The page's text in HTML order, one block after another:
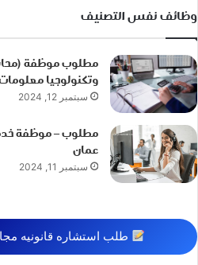
وظائف نفس التصنيف
مطلوب موظفة
وتكنولوجيا
سبتمبر 12, 2024
مطلوب – موظفة
عمان
سبتمبر 11, 2024
طلب استشاره قانونيه